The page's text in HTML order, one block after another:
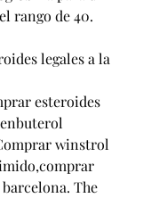
rango de 40.
legales a la
esteroides
winstrol
The